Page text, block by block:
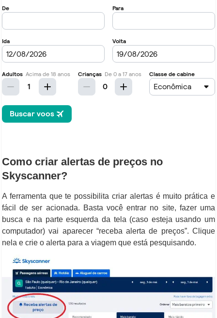
Como criar alertas de preços no
Skyscanner?
A ferramenta que te possibilita criar alertas é muito prática e
fácil de ser acionada. Basta você entrar no site, fazer uma
busca e na parte esquerda da tela (caso esteja usando um
computador) vai aparecer “receba alerta de preços”. Clique
nela e crie o alerta para a viagem que está pesquisando.